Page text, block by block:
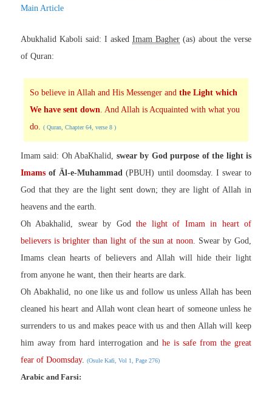
Main Article
Abukhalid Kaboli said: I asked Imam Bagher (as) about the verse
of Quran:
So believe in Allah and His Messenger and the Light which
We have sent down. And Allah is Acquainted with what you
do.( Quran, Chapter 64, verse 8 )
Imam said: Oh AbaKhalid, swear by God purpose of the light is
Imamsof Äl-e-Muhammad(PBUH) until doomsday. I swear to
God that they are the light sent down; they are light of Allah in
heavens and the earth.
Oh Abakhalid, swear by Godthe light of Imam in heart of
believers is brighter than light of the sun at noon. Swear by God,
Imams clean hearts of believers and Allah will hide their light
from anyone he want, then their hearts are dark.
Oh Abakhalid, no one like us and follow us unless Allah has been
cleaned his heart and Allah wont clean heart of someone unless he
surrenders to us and makes peace with us and then Allah will keep
him away from hard interrogation and he is safe from the great
fear of Doomsday.(Osule Kafi, Vol 1, Page 276)
Arabic and Farsi: